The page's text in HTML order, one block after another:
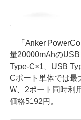
「Anker
量20000mAhの
Type-C×1、USB
Cポート単体では最
W、2ポート同時利
価格5192円。